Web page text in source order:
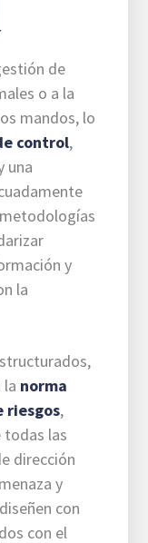
de
o a la
mandos, lo
control,
una
y
la
la norma
riesgos,
todas las
dirección
y
con
con el